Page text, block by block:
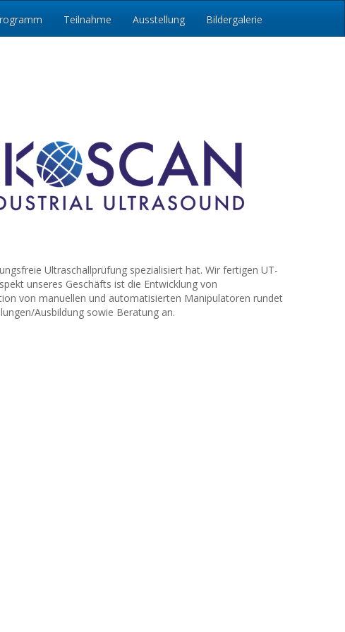
Teilnahme Ausstellung Bildergalerie
Ultraschallprüfung spezialisiert hat. Wir fertigen UT-
unseres Geschäfts ist die Entwicklung von
von manuellen und automatisierten Manipulatoren rundet
Ausbildung sowie Beratung an.